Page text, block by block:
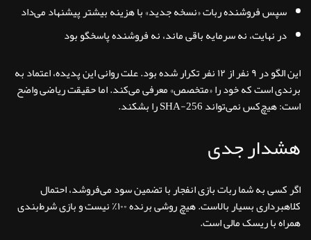
سپس فروشنده ربات «نسخه جدید» با هزینه بیشتر پیشنهاد می‌داد
در نهایت، نه سرمایه باقی ماند، نه فروشنده پاسخگو بود
این الگو در ۹ نفر از ۱۲ نفر تکرار شده بود. علت روانی این پدیده، اعتماد به
برندی است که خود را «متخصص» معرفی می‌کند. اما حقیقت ریاضی واضح
است: هیچ‌کس نمی‌تواند SHA-256 را بشکند.
هشدار جدی
اگر کسی به شما ربات بازی انفجار با تضمین سود می‌فروشد، احتمال
کلاهبرداری بسیار بالاست. هیچ روشی برنده ۱۰۰٪ نیست و بازی شرط‌بندی
همراه با ریسک مالی است.